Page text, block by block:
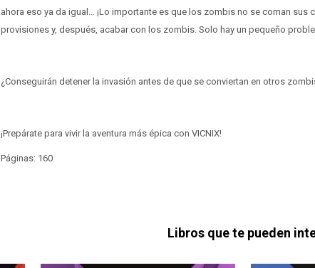
ahora eso ya da igual… ¡Lo importante es que los zombis no se coman sus
provisiones y, después, acabar con los zombis. Solo hay un pequeño
¿Conseguirán detener la invasión antes de que se conviertan en otros
¡Prepárate para vivir la aventura más épica con VICNIX!
Páginas: 160
Libros que te pueden